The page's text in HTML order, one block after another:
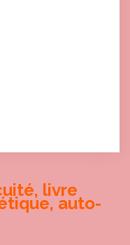
livre
auto-